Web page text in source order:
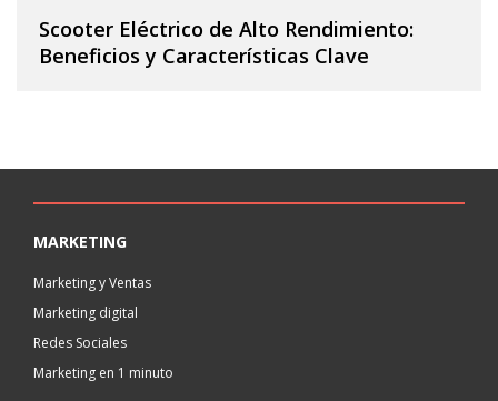
Scooter Eléctrico de Alto Rendimiento:
Beneficios y Características Clave
MARKETING
Marketing y Ventas
Marketing digital
Redes Sociales
Marketing en 1 minuto